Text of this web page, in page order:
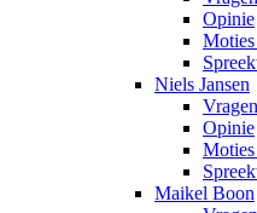
Opinie
Moties
Niels Jansen
Vragen
Opinie
Moties
Maikel Boon